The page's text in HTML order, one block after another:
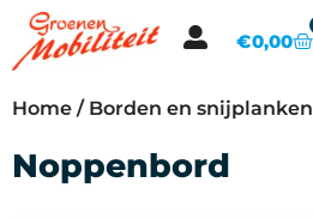
€0,00
Home / Borden en snijplanken
Noppenbord